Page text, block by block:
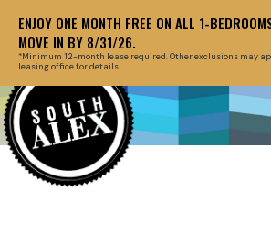
ENJOY ONE MONTH FREE ON ALL 1-
MOVE IN BY 8/31/26.
*Minimum 12-month lease required. Other exclusions may
leasing office for details.
Back to floor plans
March 27, 2019
HEADLINE
THE EVENT GOES